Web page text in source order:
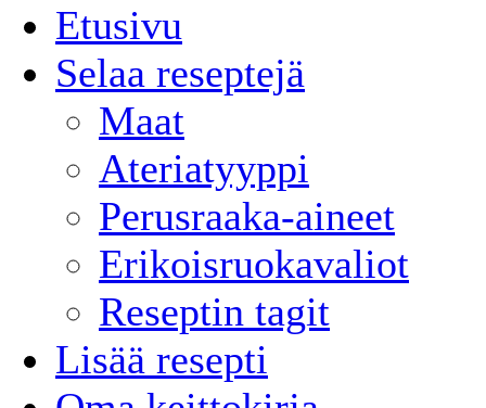
Etusivu
Selaa reseptejä
Maat
Ateriatyyppi
Perusraaka-aineet
Erikoisruokavaliot
Reseptin tagit
Lisää resepti